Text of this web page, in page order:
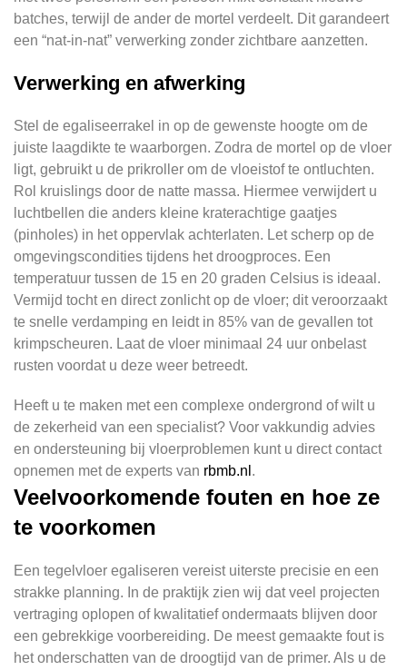
batches, terwijl de ander de mortel verdeelt. Dit garandeert
een “nat-in-nat” verwerking zonder zichtbare aanzetten.
Verwerking en afwerking
Stel de egaliseerrakel in op de gewenste hoogte om de
juiste laagdikte te waarborgen. Zodra de mortel op de vloer
ligt, gebruikt u de prikroller om de vloeistof te ontluchten.
Rol kruislings door de natte massa. Hiermee verwijdert u
luchtbellen die anders kleine kraterachtige gaatjes
(pinholes) in het oppervlak achterlaten. Let scherp op de
omgevingscondities tijdens het droogproces. Een
temperatuur tussen de 15 en 20 graden Celsius is ideaal.
Vermijd tocht en direct zonlicht op de vloer; dit veroorzaakt
te snelle verdamping en leidt in 85% van de gevallen tot
krimpscheuren. Laat de vloer minimaal 24 uur onbelast
rusten voordat u deze weer betreedt.
Heeft u te maken met een complexe ondergrond of wilt u
de zekerheid van een specialist? Voor vakkundig advies
en ondersteuning bij vloerproblemen kunt u direct contact
opnemen met de experts van rbmb.nl .
Veelvoorkomende fouten en hoe ze
te voorkomen
Een tegelvloer egaliseren vereist uiterste precisie en een
strakke planning. In de praktijk zien wij dat veel projecten
vertraging oplopen of kwalitatief ondermaats blijven door
een gebrekkige voorbereiding. De meest gemaakte fout is
het onderschatten van de droogtijd van de primer. Als u de